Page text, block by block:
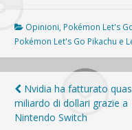
Opinioni, Pokémon Let's
Pokémon Let's Go Pikachu e
Navigazione
articoli
Nvidia ha fatturato
miliardo di dollari grazie a
Nintendo Switch